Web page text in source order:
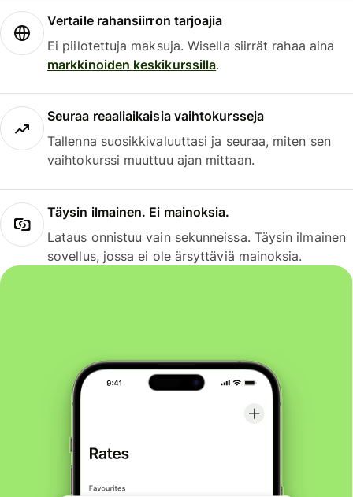
Vertaile rahansiirron tarjoajia
Ei piilotettuja maksuja. Wisella siirrät rahaa aina
markkinoiden keskikurssilla.
Seuraa reaaliaikaisia vaihtokursseja
Tallenna suosikkivaluuttasi ja seuraa, miten sen
vaihtokurssi muuttuu ajan mittaan.
Täysin ilmainen. Ei mainoksia.
Lataus onnistuu vain sekunneissa. Täysin ilmainen
sovellus, jossa ei ole ärsyttäviä mainoksia.